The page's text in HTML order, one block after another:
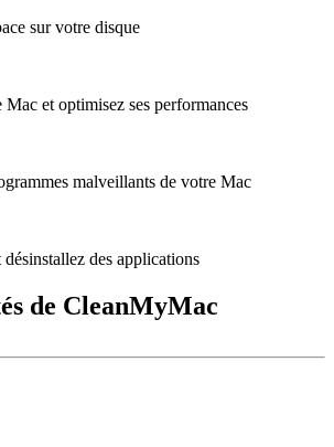
sur votre disque
et optimisez ses performances
malveillants de votre Mac
des applications
de CleanMyMac